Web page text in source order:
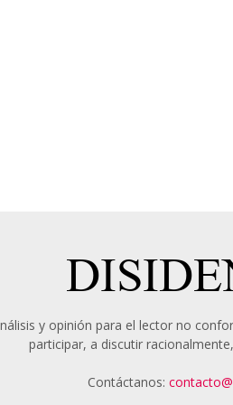
y opinión para el lector no
participar, a discutir
Contáctanos: